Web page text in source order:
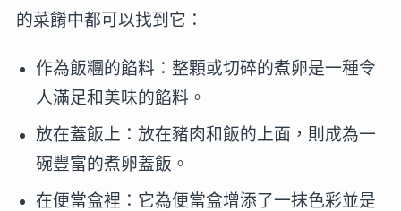
的菜餚中都可以找到它：
作為飯糰的餡料：整顆或切碎的煮卵是一種令
人滿足和美味的餡料。
放在蓋飯上：放在豬肉和飯的上面，則成為一
碗豐富的煮卵蓋飯。
在便當盒裡：它為便當盒增添了一抹色彩並是